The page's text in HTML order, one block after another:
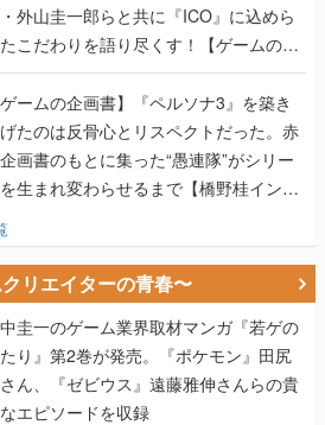
外山圭一郎らと共に『ICO』に込めら
こだわりを語り尽くす！【ゲームの企
】
ゲームの企画書】『ペルソナ3』を築き
げたのは反骨心とリスペクトだった。赤
画書のもとに集った“愚連隊”がシリー
生まれ変わらせるまで【橋野桂インタ
リエイターの青春〜
圭一のゲーム業界取材マンガ『若ゲの
り』第2巻が発売。『ポケモン』田尻
ん、『ゼビウス』遠藤雅伸さんらの貴
エピソードを収録